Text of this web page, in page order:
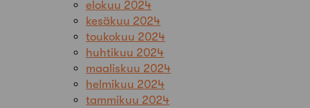
elokuu 2024
kesäkuu 2024
toukokuu 2024
huhtikuu 2024
maaliskuu 2024
helmikuu 2024
tammikuu 2024